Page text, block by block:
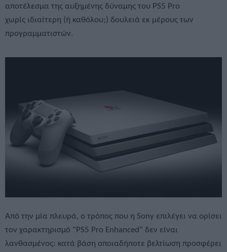
αποτέλεσμα της αυξημένης δύναμης του PS5 Pro
χωρίς ιδιαίτερη (ή καθόλου;) δουλειά εκ μέρους των
προγραμματιστών.
Από την μία πλευρά, ο τρόπος που η Sony επιλέγει να ορίσει
τον χαρακτηρισμό "PS5 Pro Enhanced" δεν είναι
λανθασμένος: κατά βάση οποιαδήποτε βελτίωση προσφέρει